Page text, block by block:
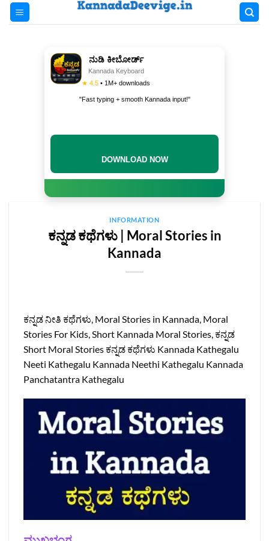
Skip
ನುಡಿ ಕೀಬೋರ್ಡ್
Kannada Keyboard
★ 4.5 • 1M+ downloads
"Fast typing + smooth Kannada input!"
INFORMATION
ಕನ್ನಡ ಕಥೆಗಳು | Moral Stories in
Kannada
ಕನ್ನಡ ನೀತಿ ಕಥೆಗಳು, Moral Stories in Kannada, Moral
Stories For Kids, Short Kannada Moral Stories, ಕನ್ನಡ
Short Moral Stories ಕನ್ನಡ ಕಥೆಗಳು Kannada Kathegalu
Neeti Kathegalu Kannada Neethi Kathegalu Kannada
Panchatantra Kathegalu